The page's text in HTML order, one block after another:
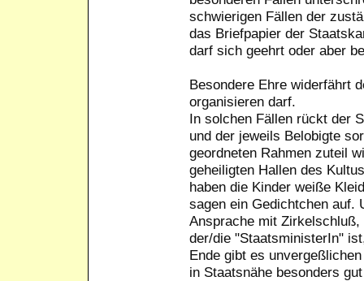
schwierigen Fällen der
das Briefpapier der
darf sich geehrt oder aber
Besondere Ehre widerfährt
organisieren darf.
In solchen Fällen rückt der
und der jeweils Belobigte
geordneten Rahmen zuteil
geheiligten Hallen des
haben die Kinder weiße
sagen ein Gedichtchen auf.
Ansprache mit
der/die "StaatsministerIn"
Ende gibt es
in Staatsnähe besonders